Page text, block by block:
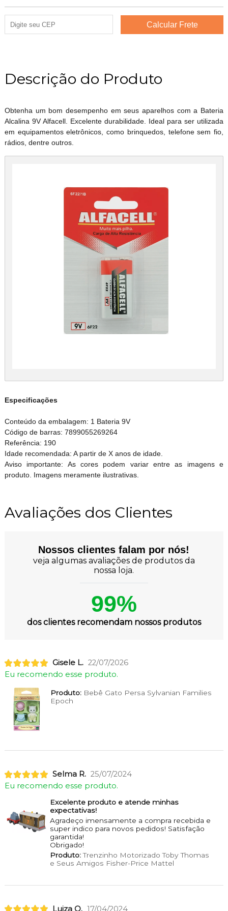
Descrição do Produto
Obtenha um bom desempenho em seus aparelhos com a Bateria
Alcalina 9V Alfacell. Excelente durabilidade. Ideal para ser utilizada
em equipamentos eletrônicos, como brinquedos, telefone sem fio,
rádios, dentre outros.
Especificações
Conteúdo da embalagem: 1 Bateria 9V
Código de barras: 7899055269264
Referência: 190
Idade recomendada: A partir de X anos de idade.
Aviso importante: As cores podem variar entre as imagens e
produto. Imagens meramente ilustrativas.
Avaliações dos Clientes
Nossos clientes falam por nós!
veja algumas avaliações de produtos da
nossa loja.
99%
dos clientes recomendam nossos produtos
Gisele L. 22/07/2026
Eu recomendo esse produto.
Produto:Bebê Gato Persa Sylvanian Families
Epoch
Selma R. 25/07/2024
Eu recomendo esse produto.
Excelente produto e atende minhas
expectativas!
Agradeço imensamente a compra recebida e
super indico para novos pedidos! Satisfação
garantida!
Obrigado!
Produto:Trenzinho Motorizado Toby Thomas
e Seus Amigos Fisher-Price Mattel
Luiza Q. 17/04/2024